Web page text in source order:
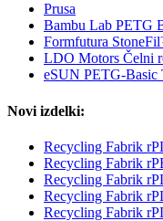
Prusa
Bambu Lab PETG
Formfutura
LDO Motors Čelni
eSUN PETG-Basic
Novi izdelki:
Recycling Fabrik
Recycling Fabrik
Recycling Fabrik
Recycling Fabrik
Recycling Fabrik